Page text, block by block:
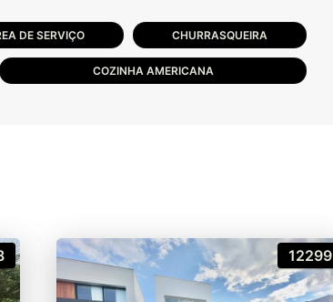
DE SERVIÇO CHURRASQUEIRA
COZINHA AMERICANA
12299